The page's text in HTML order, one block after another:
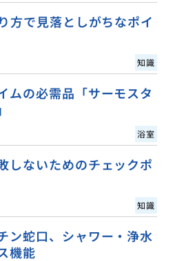
方で見落としがちなポイ
知識
ムの必需品「サーモスタ
浴室
しないためのチェックポ
知識
ン蛇口、シャワー・浄水
機能